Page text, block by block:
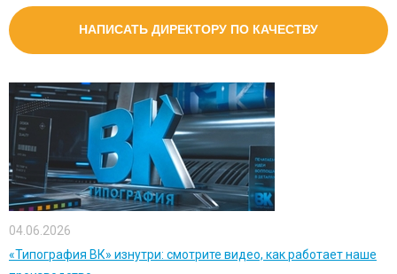
НАПИСАТЬ ДИРЕКТОРУ ПО КАЧЕСТВУ
04.06.2026
«Типография ВК» изнутри: смотрите видео, как работает наше